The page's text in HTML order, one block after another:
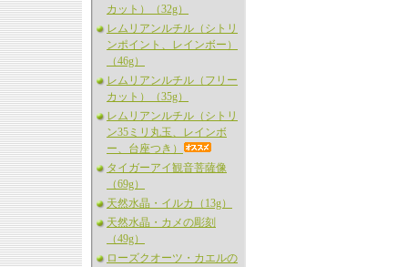
カット）（32g）
レムリアンルチル（シトリ
ンポイント、レインボー）
（46g）
レムリアンルチル（フリー
カット）（35g）
レムリアンルチル（シトリ
ン35ミリ丸玉、レインボ
ー、台座つき）
タイガーアイ観音菩薩像
（69g）
天然水晶・イルカ（13g）
天然水晶・カメの彫刻
（49g）
ローズクオーツ・カエルの